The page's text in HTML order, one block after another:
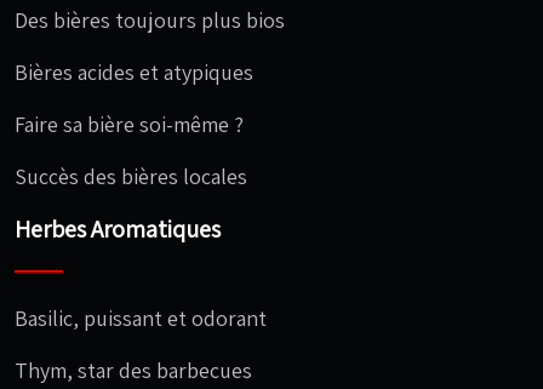
Des bières toujours plus bios
Bières acides et atypiques
Faire sa bière soi-même ?
Succès des bières locales
Herbes Aromatiques
Basilic, puissant et odorant
Thym, star des barbecues